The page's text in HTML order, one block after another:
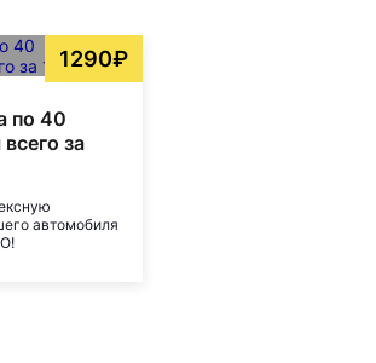
1290₽
по 40
за
автомобиля